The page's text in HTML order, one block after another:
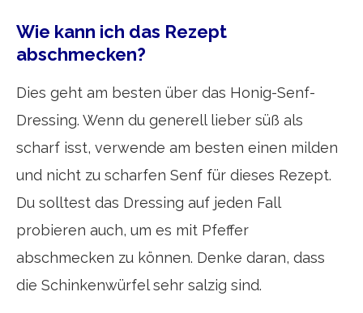
Wie kann ich das Rezept
abschmecken?
Dies geht am besten über das Honig-Senf-
Dressing. Wenn du generell lieber süß als
scharf isst, verwende am besten einen milden
und nicht zu scharfen Senf für dieses Rezept.
Du solltest das Dressing auf jeden Fall
probieren auch, um es mit Pfeffer
abschmecken zu können. Denke daran, dass
die Schinkenwürfel sehr salzig sind.